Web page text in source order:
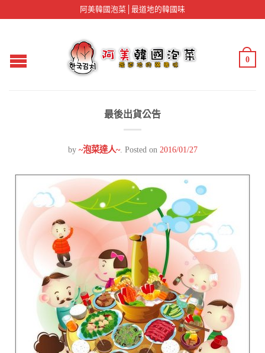
阿美韓國泡菜│最道地的韓國味
0
最後出貨公告
by ~泡菜達人~. Posted on 2016/01/27